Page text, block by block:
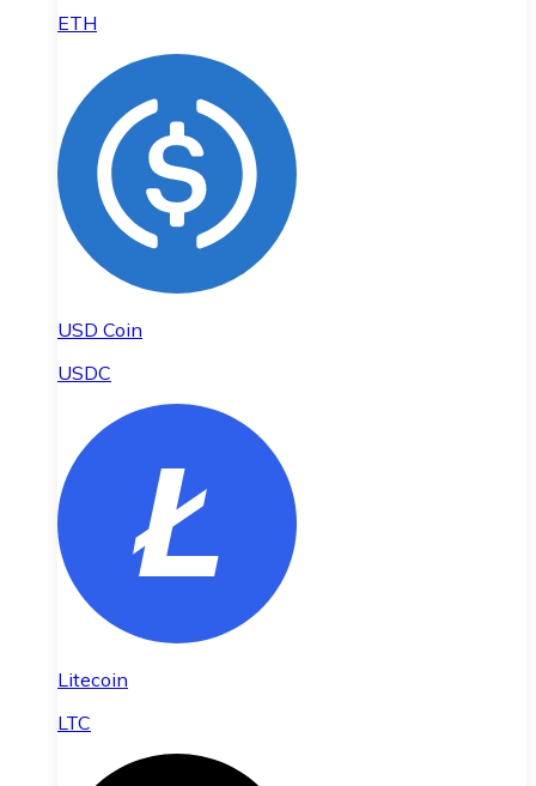
ETH
USD Coin
USDC
Litecoin
LTC